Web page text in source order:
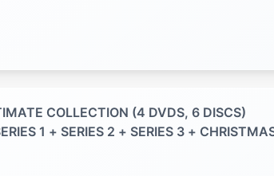
COLLECTION (4 DVDS, 6 DISCS)
1 + SERIES 2 + SERIES 3 +